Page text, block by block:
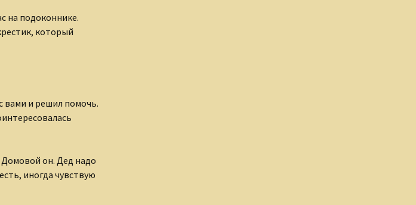
на подоконнике.
который
вами и решил помочь.
он. Дед надо
иногда чувствую